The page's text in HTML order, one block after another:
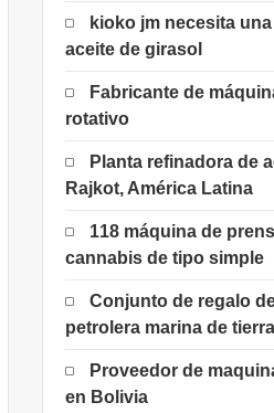
kioko jm necesita
aceite de girasol
Fabricante de
rotativo
Planta refinadora de
Rajkot, América Latina
118 máquina de
cannabis de tipo simple
Conjunto de regalo
petrolera marina de
Proveedor de
en Bolivia